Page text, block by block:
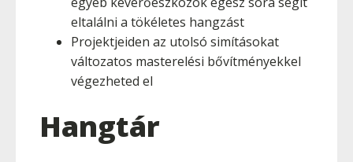
eltalálni a tökéletes hangzást
Projektjeiden az utolsó simításokat
változatos masterelési bővítményekkel
végezheted el
Hangtár